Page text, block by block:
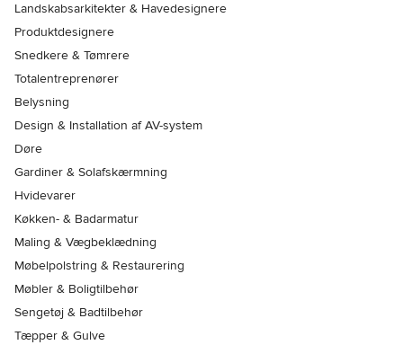
Landskabsarkitekter & Havedesignere
Produktdesignere
Snedkere & Tømrere
Totalentreprenører
Belysning
Design & Installation af AV-system
Døre
Gardiner & Solafskærmning
Hvidevarer
Køkken- & Badarmatur
Maling & Vægbeklædning
Møbelpolstring & Restaurering
Møbler & Boligtilbehør
Sengetøj & Badtilbehør
Tæpper & Gulve